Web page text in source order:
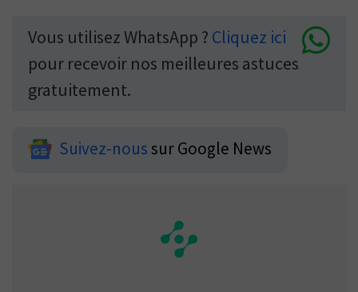
Vous utilisez WhatsApp ? Cliquez ici
pour recevoir nos meilleures astuces
gratuitement.
Suivez-noussur Google News